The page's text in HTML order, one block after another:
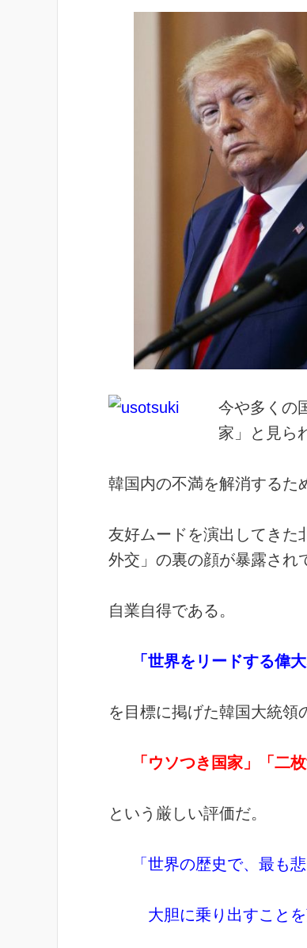
今や多くの
家」と見ら
韓国内の不満を解消するた
友好ムードを演出してきた
外交」の裏の顔が暴露され
自業自得である。
「世界をリードする偉
を目標に掲げた韓国大統領
「ウソつき国家」「二
という厳しい評価だ。
「世界の歴史で、最も
大胆に乗り出すことを